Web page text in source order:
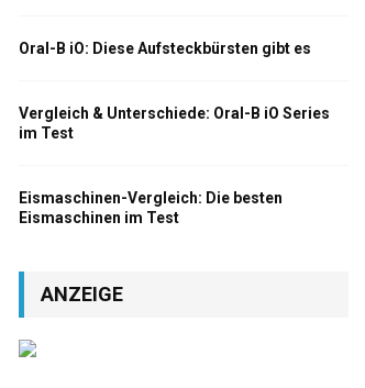
Oral-B iO: Diese Aufsteckbürsten gibt es
Vergleich & Unterschiede: Oral-B iO Series
im Test
Eismaschinen-Vergleich: Die besten
Eismaschinen im Test
ANZEIGE